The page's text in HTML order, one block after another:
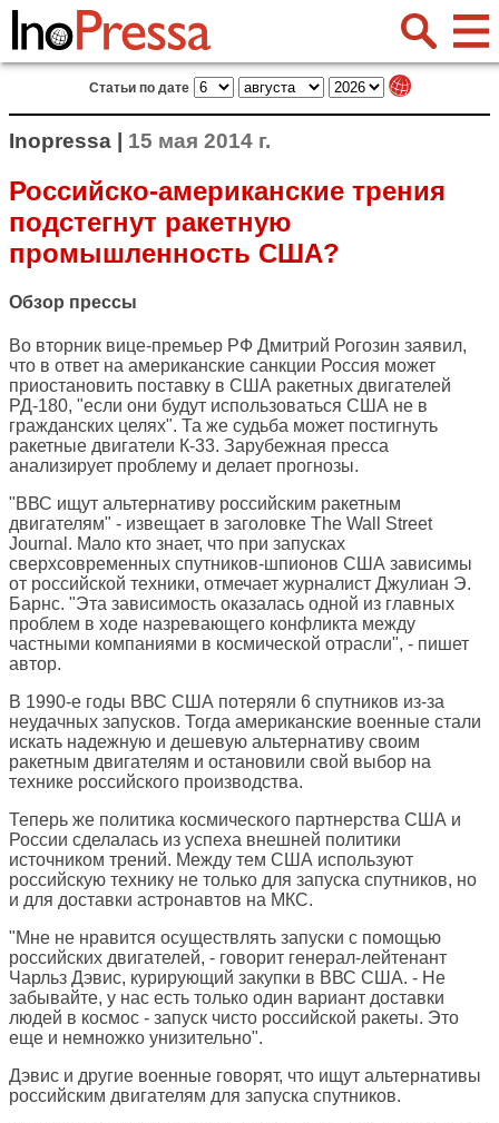
Статьи по дате
Inopressa | 15 мая 2014 г.
Российско-американские трения
подстегнут ракетную
промышленность США?
Обзор прессы
Во вторник вице-премьер РФ Дмитрий Рогозин заявил,
что в ответ на американские санкции Россия может
приостановить поставку в США ракетных двигателей
РД-180, "если они будут использоваться США не в
гражданских целях". Та же судьба может постигнуть
ракетные двигатели К-33. Зарубежная пресса
анализирует проблему и делает прогнозы.
"ВВС ищут альтернативу российским ракетным
двигателям" - извещает в заголовке The Wall Street
Journal . Мало кто знает, что при запусках
сверхсовременных спутников-шпионов США зависимы
от российской техники, отмечает журналист Джулиан Э.
Барнс. "Эта зависимость оказалась одной из главных
проблем в ходе назревающего конфликта между
частными компаниями в космической отрасли", - пишет
автор.
В 1990-е годы ВВС США потеряли 6 спутников из-за
неудачных запусков. Тогда американские военные стали
искать надежную и дешевую альтернативу своим
ракетным двигателям и остановили свой выбор на
технике российского производства.
Теперь же политика космического партнерства США и
России сделалась из успеха внешней политики
источником трений. Между тем США используют
российскую технику не только для запуска спутников, но
и для доставки астронавтов на МКС.
"Мне не нравится осуществлять запуски с помощью
российских двигателей, - говорит генерал-лейтенант
Чарльз Дэвис, курирующий закупки в ВВС США. - Не
забывайте, у нас есть только один вариант доставки
людей в космос - запуск чисто российской ракеты. Это
еще и немножко унизительно".
Дэвис и другие военные говорят, что ищут альтернативы
российским двигателям для запуска спутников.